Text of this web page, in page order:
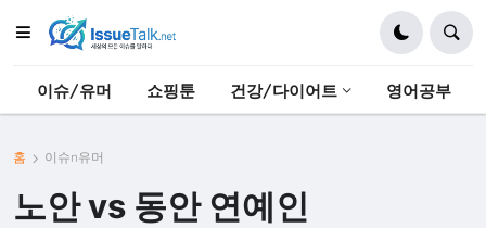
이슈/유머 쇼핑툰 건강/다이어트 영어공부
홈 이슈n유머
노안 vs 동안 연예인